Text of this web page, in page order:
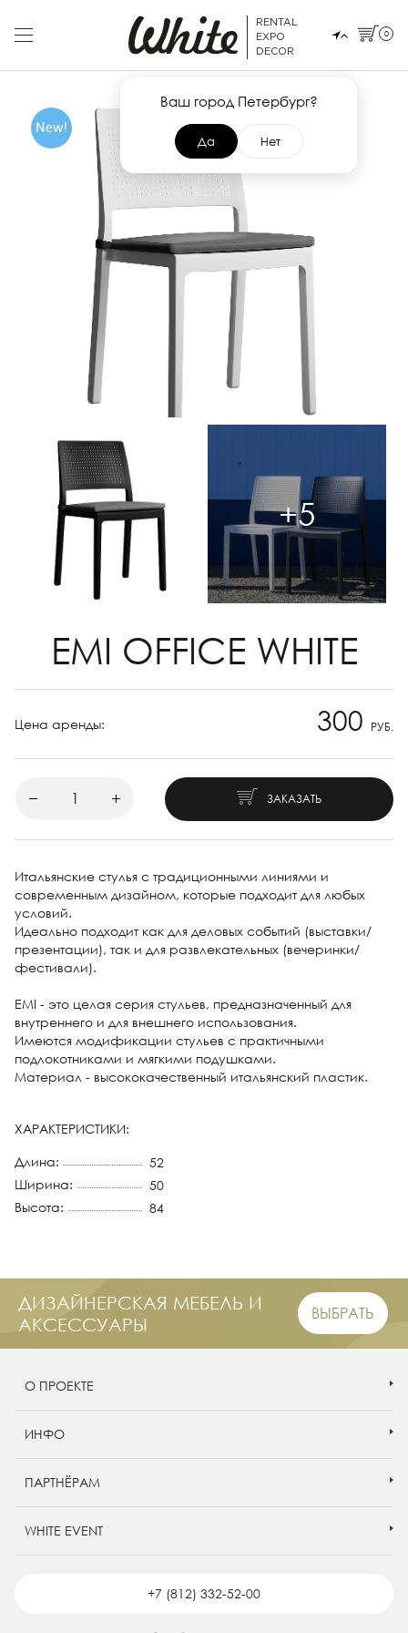
RENTAL
EXPO
DECOR
Ваш город Петербург?
Да Нет
0
New!
+5
EMI OFFICE WHITE
Цена аренды: 300 РУБ.
ЗАКАЗАТЬ
Итальянские стулья с традиционными линиями и
современным дизайном, которые подходит для любых
условий.
Идеально подходит как для деловых событий (выставки/
презентации), так и для развлекательных (вечеринки/
фестивали).
EMI - это целая серия стульев, предназначенный для
внутреннего и для внешнего использования.
Имеются модификации стульев с практичными
подлокотниками и мягкими подушками.
Материал - высококачественный итальянский пластик.
ХАРАКТЕРИСТИКИ:
Длина:
52
Ширина:
50
Высота:
84
ДИЗАЙНЕРСКАЯ МЕБЕЛЬ И
АКСЕССУАРЫ
ВЫБРАТЬ
О ПРОЕКТЕ
ИНФО
ПАРТНЁРАМ
WHITE EVENT
+7 (812) 332-52-00